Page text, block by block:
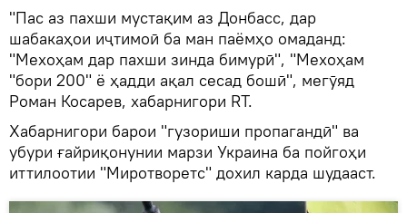
"Пас аз пахши мустақим аз Донбасс, дар
шабакаҳои иҷтимоӣ ба ман паёмҳо омаданд:
"Мехоҳам дар пахши зинда бимурӣ", "Мехоҳам
"бори 200" ё ҳадди ақал сесад бошӣ", мегӯяд
Роман Косарев, хабарнигори RT.
Хабарнигори барои "гузориши пропагандӣ" ва
убури ғайриқонунии марзи Украина ба пойгоҳи
иттилоотии "Миротворетс" дохил карда шудааст.